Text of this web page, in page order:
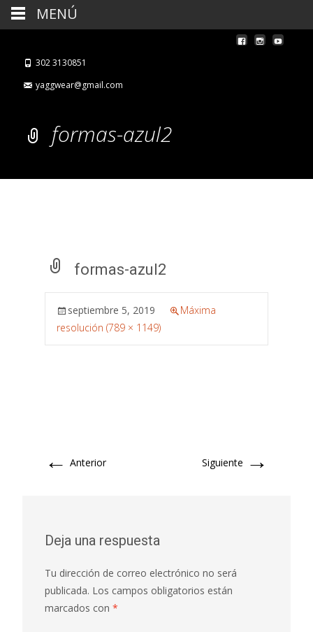
302 3130851
yaggwear@gmail.com
formas-azul2
formas-azul2
septiembre 5, 2019
Máxima
resolución (789 × 1149)
← Anterior Siguiente →
Deja una respuesta
Tu dirección de correo electrónico no será
publicada. Los campos obligatorios están
marcados con *
MENÚ